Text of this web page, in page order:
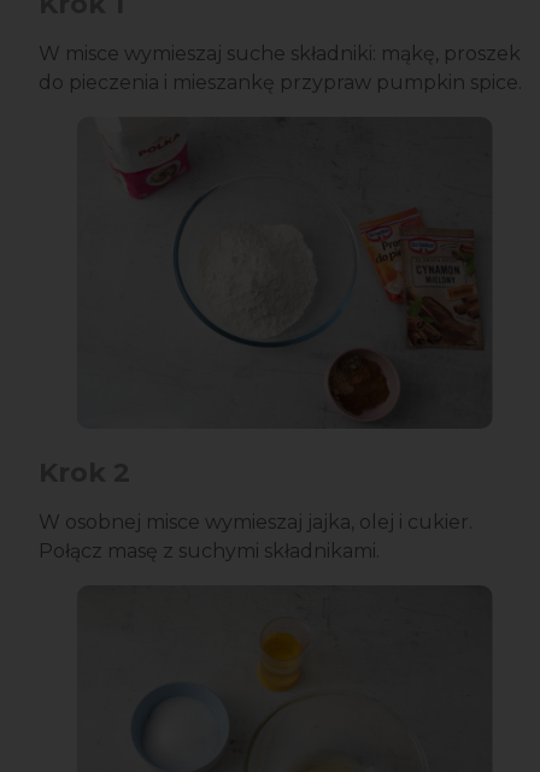
W misce wymieszaj suche składniki: mąkę, proszek
do pieczenia i mieszankę przypraw pumpkin spice.
W osobnej misce wymieszaj jajka, olej i cukier.
Połącz masę z suchymi składnikami.